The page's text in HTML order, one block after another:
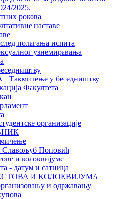
2025.
рокова
наставе
полагања испита
узнемиравања
Такмичење у беседништву
Факултета
организације
Поповић
и колоквијуме
- датум и сатница
И КОЛОКВИЈУМА
и одржавању